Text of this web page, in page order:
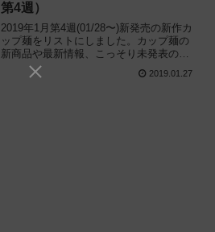
第4週）
2019年1月第4週(01/28〜)新発売の新作カ
ップ麺をリストにしました。カップ麺の
新商品や最新情報、こっそり未発表のタ
イトルも公開しているので、カップ麺の
新製品や話題のニュースが気になる方は
2019.01.27